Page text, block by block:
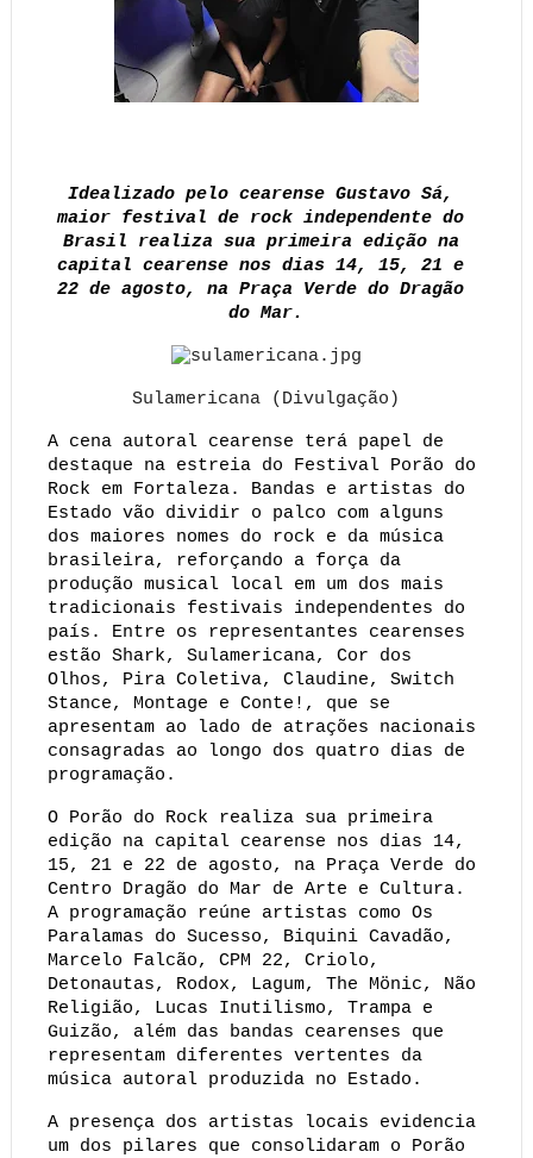
Idealizado pelo cearense Gustavo Sá,
maior festival de rock independente do
Brasil realiza sua primeira edição na
capital cearense nos dias 14, 15, 21 e
22 de agosto, na Praça Verde do Dragão
do Mar.
Sulamericana (Divulgação)
A cena autoral cearense terá papel de
destaque na estreia do Festival Porão do
Rock em Fortaleza. Bandas e artistas do
Estado vão dividir o palco com alguns
dos maiores nomes do rock e da música
brasileira, reforçando a força da
produção musical local em um dos mais
tradicionais festivais independentes do
país. Entre os representantes cearenses
estão Shark, Sulamericana, Cor dos
Olhos, Pira Coletiva, Claudine, Switch
Stance, Montage e Conte!, que se
apresentam ao lado de atrações nacionais
consagradas ao longo dos quatro dias de
programação.
O Porão do Rock realiza sua primeira
edição na capital cearense nos dias 14,
15, 21 e 22 de agosto, na Praça Verde do
Centro Dragão do Mar de Arte e Cultura.
A programação reúne artistas como Os
Paralamas do Sucesso, Biquini Cavadão,
Marcelo Falcão, CPM 22, Criolo,
Detonautas, Rodox, Lagum, The Mönic, Não
Religião, Lucas Inutilismo, Trampa e
Guizão, além das bandas cearenses que
representam diferentes vertentes da
música autoral produzida no Estado.
A presença dos artistas locais evidencia
um dos pilares que consolidaram o Porão